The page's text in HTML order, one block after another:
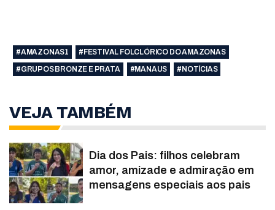
#AMAZONAS1
#FESTIVAL FOLCLÓRICO DO AMAZONAS
#GRUPOS BRONZE E PRATA
#MANAUS #NOTÍCIAS
VEJA TAMBÉM
Dia dos Pais: filhos celebram
amor, amizade e admiração em
mensagens especiais aos pais